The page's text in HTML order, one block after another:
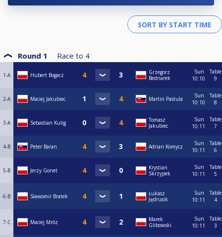
Round 1 Race to 4
1-A Hubert Bogacz
Grzegorz
Bednarek
Sun
10:10
Table
9
2-A Maciej Jakubiec Martin Pastula
Sun
10:10
Table
8
3-A Sebastian Kulig
Tomasz
Jakubiec
Sun
10:11
Table
7
4-B Peter Baran Adrian Komycz
Sun
10:11
Table
6
5-B Jerzy Gonet
Krystian
Skrzypek
Sun
10:11
Table
5
6-B Sławomir Bratek
Łukasz
Jędrusik
Sun
10:11
Table
4
7-C Maciej Mróz
Marek
Glibowski
Sun
10:11
Table
3